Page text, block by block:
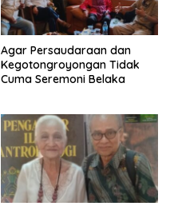
Agar Persaudaraan dan
Kegotongroyongan Tidak
Cuma Seremoni Belaka